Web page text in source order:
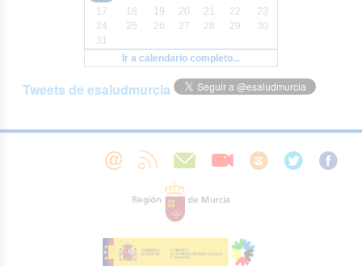
17
18 19 20 21 22
23
24
25 26 27 28 29
30
31
Ir a calendario completo...
Tweets de esaludmurcia